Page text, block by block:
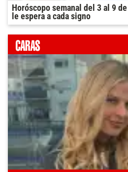
Horóscopo semanal del 3 al 9
le espera a cada signo